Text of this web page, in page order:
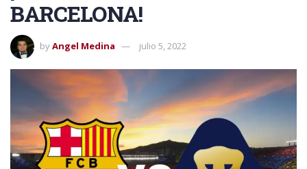
BARCELONA!
byAngel Medina julio 5, 2022